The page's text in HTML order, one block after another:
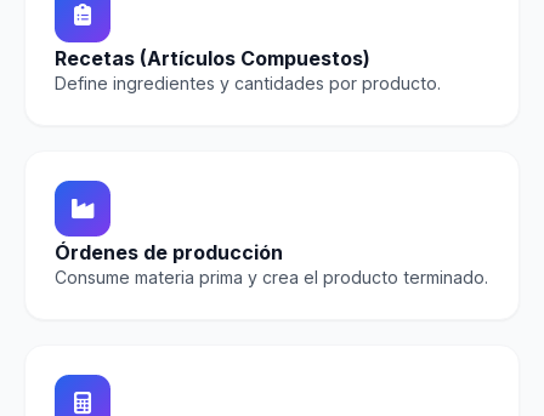
Recetas (Artículos Compuestos)
Define ingredientes y cantidades por producto.
Órdenes de producción
Consume materia prima y crea el producto terminado.